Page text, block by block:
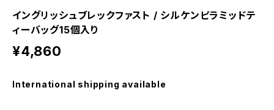
イングリッシュブレックファスト / シルケンピラミッドテ
ィーバッグ15個入り
¥4,860
International shipping available